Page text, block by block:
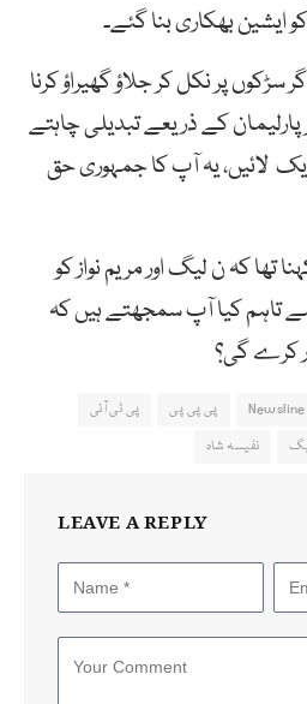
ایشین بھکاری بنا گئے۔
سڑکوں پر نکل کر جلاؤ گھیراؤ کرنا
پارلیمان کے ذریعے تبدیلی چاہتے
لائیں، یہ آپ کا جمہوری حق
کہ ن لیگ اور مریم نواز کو
تاہم کیا آپ سمجھتے ہیں کہ
کرے گی؟
پی پی پی
پی ٹی آئی
نفیسہ شاہ
LEAVE A REPLY